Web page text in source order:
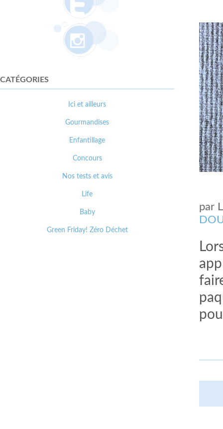
par
CATÉGORIES
Ici et ailleurs
Gourmandises
Enfantillage
Concours
Nos tests et avis
Life
Baby
Green Friday! Zéro Déchet